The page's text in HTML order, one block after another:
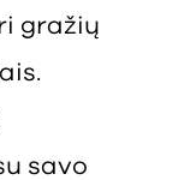
gražių
savo